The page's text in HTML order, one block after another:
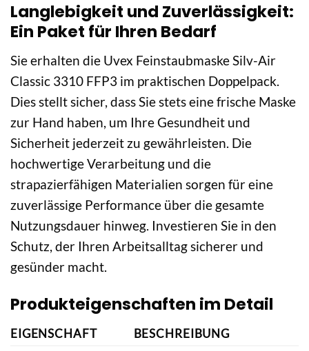
Langlebigkeit und Zuverlässigkeit:
Ein Paket für Ihren Bedarf
Sie erhalten die Uvex Feinstaubmaske Silv-Air
Classic 3310 FFP3 im praktischen Doppelpack.
Dies stellt sicher, dass Sie stets eine frische Maske
zur Hand haben, um Ihre Gesundheit und
Sicherheit jederzeit zu gewährleisten. Die
hochwertige Verarbeitung und die
strapazierfähigen Materialien sorgen für eine
zuverlässige Performance über die gesamte
Nutzungsdauer hinweg. Investieren Sie in den
Schutz, der Ihren Arbeitsalltag sicherer und
gesünder macht.
Produkteigenschaften im Detail
EIGENSCHAFT BESCHREIBUNG